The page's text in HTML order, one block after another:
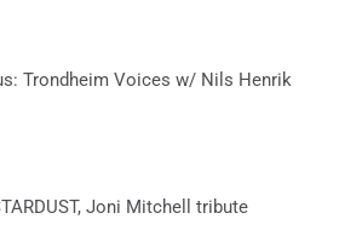
Trondheim Voices w/ Nils Henrik
Joni Mitchell tribute